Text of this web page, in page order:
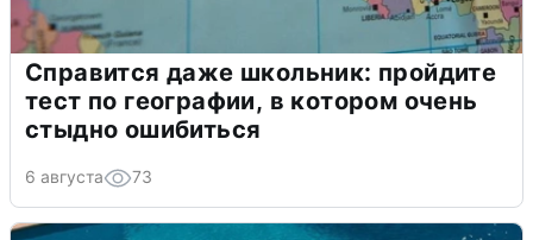
Справится даже школьник: пройдите
тест по географии, в котором очень
стыдно ошибиться
6 августа 73